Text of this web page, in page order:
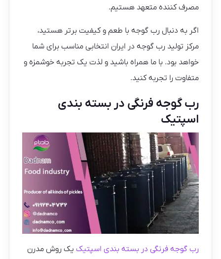
مصرف کننده متعهد هستیم.
اگر به دنبال رب گوجه با طعم و کیفیت برتر هستید،
مرکز تولید رب گوجه در ایران انتخابی مناسب برای شما
خواهد بود. با ما همراه باشید و لذت یک تجربه خوشمزه و
متفاوت را تجربه کنید.
رب گوجه فرنگی در بسته بندی
اسپتیک
رب گوجه فرنگی در بسته بندی اسپتیک یک روش مدرن